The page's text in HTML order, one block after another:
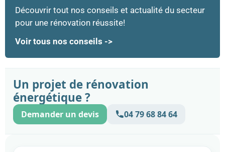
Découvrir tout nos conseils et actualité du secteur
pour une rénovation réussite!
Voir tous nos conseils ->
Un projet de rénovation
énergétique ?
Demander un devis 04 79 68 84 64